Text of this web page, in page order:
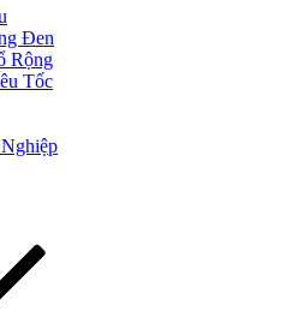
Đen
Rộng
Tốc